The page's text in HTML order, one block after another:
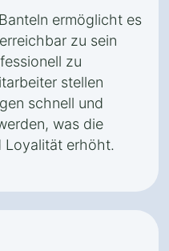
ermöglicht es
zu sein
zu
stellen
schnell und
was die
Loyalität erhöht.